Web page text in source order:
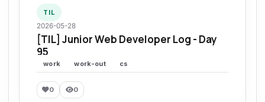
TIL
2026-05-28
[TIL] Junior Web Developer Log - Day
95
work work-out cs
0 0